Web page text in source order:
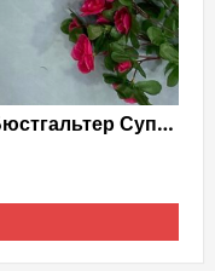
Продані С № 8037-3 BIWEIER Бюстгальтер Супер краса
Цей